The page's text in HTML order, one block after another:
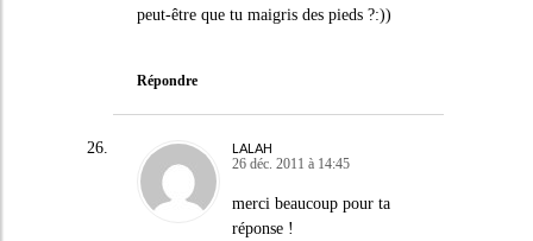
peut-être que tu maigris des pieds ?:))
Répondre
LALAH
26 déc. 2011 à 14:45
merci beaucoup pour ta
réponse !